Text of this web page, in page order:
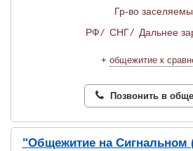
Гр-во
РФ/ СНГ/ Дальнее
+ общежитие к
Позвонить в
"Общежитие на